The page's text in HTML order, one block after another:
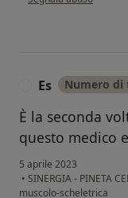
Es Numero di
È la seconda
questo medico
5 aprile 2023
• SINERGIA - PINETA
muscolo-scheletrica